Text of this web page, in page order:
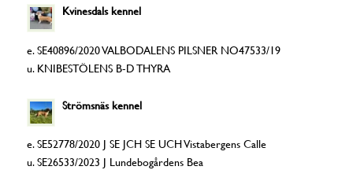
Kvinesdals kennel
e. SE40896/2020 VALBODALENS PILSNER NO47533/19
u. KNIBESTÖLENS B-D THYRA
Strömsnäs kennel
e. SE52778/2020 J SE JCH SE UCH Vistabergens Calle
u. SE26533/2023 J Lundebogårdens Bea